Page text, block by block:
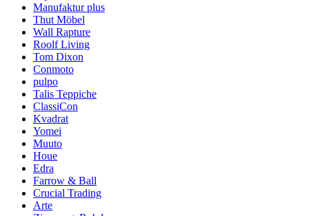
Manufaktur plus
Thut Möbel
Wall Rapture
Roolf Living
Tom Dixon
Conmoto
pulpo
Talis Teppiche
ClassiCon
Kvadrat
Yomei
Muuto
Houe
Edra
Farrow & Ball
Crucial Trading
Arte